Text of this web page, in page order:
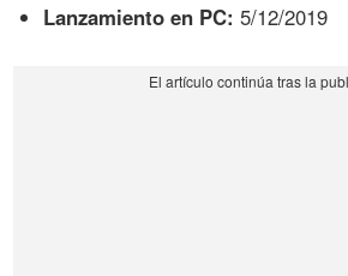
Lanzamiento en PC: 5/12/2019